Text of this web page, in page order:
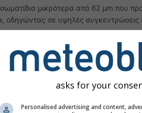
σωματίδια μικρότερα από 62 μm που
οδηγώντας σε υψηλές συγκεντρώσεις
αερίων ρύπανσης του
στα κατώτερα στρώματα της
να:
και έντονη αναπνοή
κατά τη βαθιά εισπνοή
asks for your
Personalised advertising and content,